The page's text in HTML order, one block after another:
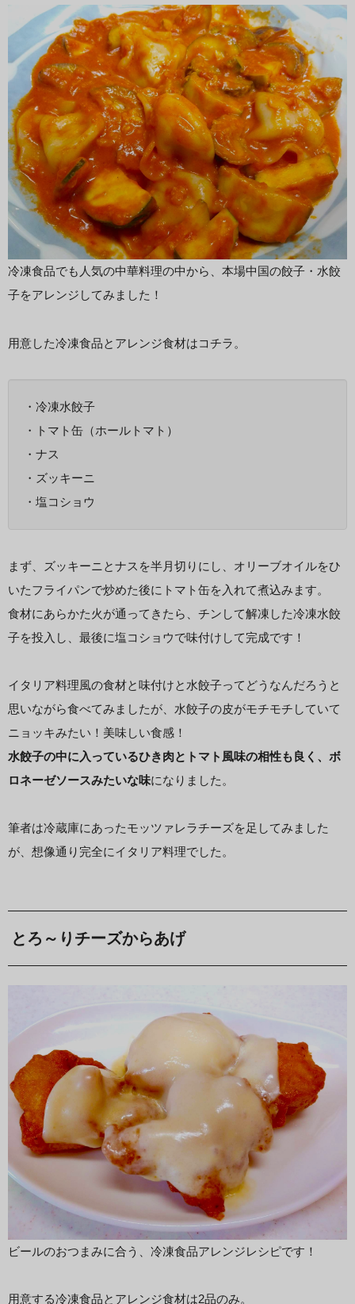
冷凍食品でも人気の中華料理の中から、本場中国の餃子・水餃
子をアレンジしてみました！
用意した冷凍食品とアレンジ食材はコチラ。
・冷凍水餃子
・トマト缶（ホールトマト）
・ナス
・ズッキーニ
・塩コショウ
まず、ズッキーニとナスを半月切りにし、オリーブオイルをひ
いたフライパンで炒めた後にトマト缶を入れて煮込みます。
食材にあらかた火が通ってきたら、チンして解凍した冷凍水餃
子を投入し、最後に塩コショウで味付けして完成です！
イタリア料理風の食材と味付けと水餃子ってどうなんだろうと
思いながら食べてみましたが、水餃子の皮がモチモチしていて
ニョッキみたい！美味しい食感！
水餃子の中に入っているひき肉とトマト風味の相性も良く、ボ
ロネーゼソースみたいな味になりました。
筆者は冷蔵庫にあったモッツァレラチーズを足してみました
が、想像通り完全にイタリア料理でした。
とろ～りチーズからあげ
ビールのおつまみに合う、冷凍食品アレンジレシピです！
用意する冷凍食品とアレンジ食材は2品のみ。